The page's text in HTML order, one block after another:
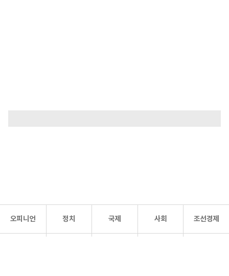
오피니언 정치 국제 사회 조선경제